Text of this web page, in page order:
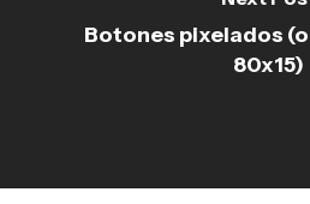
Botones pixelados
80x15)